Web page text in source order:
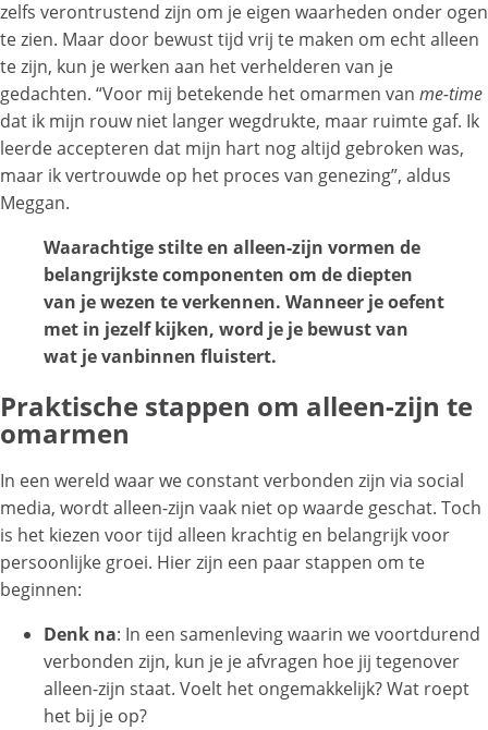
zelfs verontrustend zijn om je eigen waarheden onder ogen
te zien. Maar door bewust tijd vrij te maken om echt alleen
te zijn, kun je werken aan het verhelderen van je
gedachten. “Voor mij betekende het omarmen van me-time
dat ik mijn rouw niet langer wegdrukte, maar ruimte gaf. Ik
leerde accepteren dat mijn hart nog altijd gebroken was,
maar ik vertrouwde op het proces van genezing”, aldus
Meggan.
Waarachtige stilte en alleen-zijn vormen de
belangrijkste componenten om de diepten
van je wezen te verkennen. Wanneer je oefent
met in jezelf kijken, word je je bewust van
wat je vanbinnen fluistert.
Praktische stappen om alleen-zijn te
omarmen
In een wereld waar we constant verbonden zijn via social
media, wordt alleen-zijn vaak niet op waarde geschat. Toch
is het kiezen voor tijd alleen krachtig en belangrijk voor
persoonlijke groei. Hier zijn een paar stappen om te
beginnen:
Denk na: In een samenleving waarin we voortdurend
verbonden zijn, kun je je afvragen hoe jij tegenover
alleen-zijn staat. Voelt het ongemakkelijk? Wat roept
het bij je op?